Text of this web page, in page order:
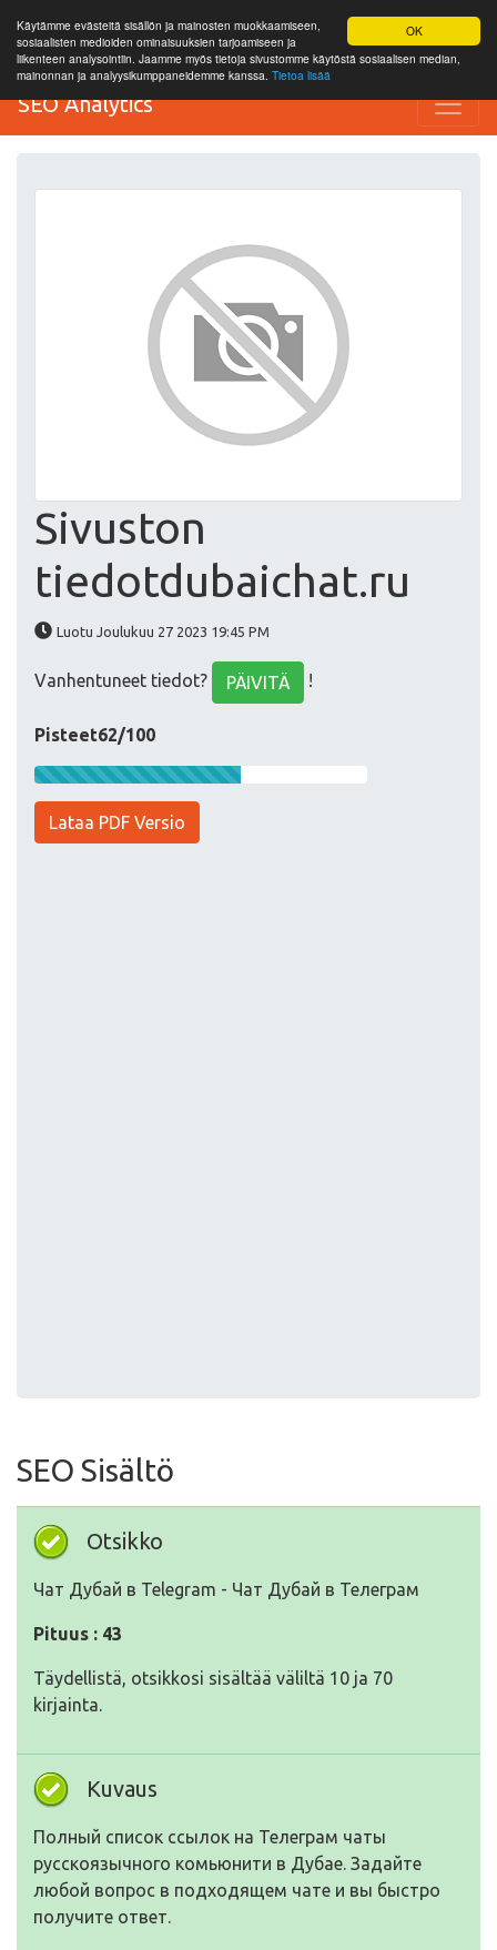
OK
Käytämme evästeitä sisällön ja mainosten muokkaamiseen,
sosiaalisten medioiden ominaisuuksien tarjoamiseen ja
liikenteen analysointiin. Jaamme myös tietoja sivustomme käytöstä sosiaalisen median,
mainonnan ja analyysikumppaneidemme kanssa. Tietoa lisää
SEO Analytics
Sivuston
tiedotdubaichat.ru
Luotu Joulukuu 27 2023 19:45 PM
Vanhentuneet tiedot? PÄIVITÄ !
Pisteet62/100
Lataa PDF Versio
SEO Sisältö
Otsikko
Чат Дубай в Telegram - Чат Дубай в Телеграм
Pituus : 43
Täydellistä, otsikkosi sisältää väliltä 10 ja 70
kirjainta.
Kuvaus
Полный список ссылок на Телеграм чаты
русскоязычного комьюнити в Дубае. Задайте
любой вопрос в подходящем чате и вы быстро
получите ответ.